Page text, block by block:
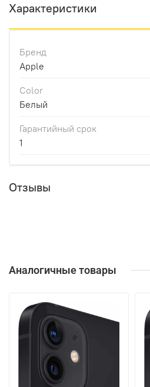
Характеристики
Бренд
Apple
Color
Белый
Гарантийный срок
1
Отзывы
Аналогичные товары